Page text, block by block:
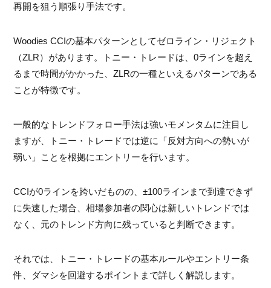
再開を狙う順張り手法です。
Woodies CCIの基本パターンとしてゼロライン・リジェクト
（ZLR）があります。トニー・トレードは、0ラインを超え
るまで時間がかかった、ZLRの一種といえるパターンである
ことが特徴です。
一般的なトレンドフォロー手法は強いモメンタムに注目し
ますが、トニー・トレードでは逆に「反対方向への勢いが
弱い」ことを根拠にエントリーを行います。
CCIが0ラインを跨いだものの、±100ラインまで到達できず
に失速した場合、相場参加者の関心は新しいトレンドでは
なく、元のトレンド方向に残っていると判断できます。
それでは、トニー・トレードの基本ルールやエントリー条
件、ダマシを回避するポイントまで詳しく解説します。